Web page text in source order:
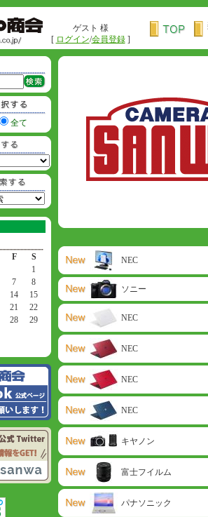
ゲスト 様
[ ログイン/会員登録]
全て
F
S
1
7
8
14
15
21
22
28
29
NEC
ソニー
NEC
NEC
NEC
NEC
キヤノン
富士フイルム
パナソニック